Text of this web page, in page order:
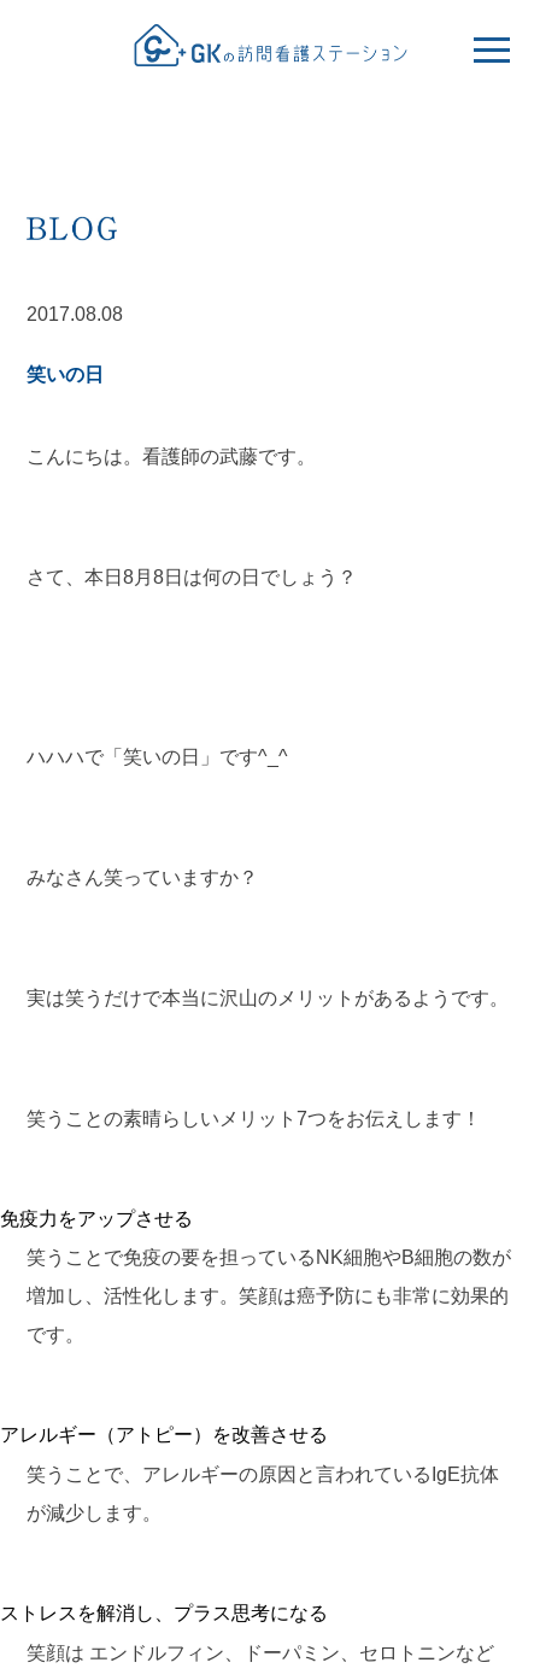
2017.08.08
笑いの日
こんにちは。看護師の武藤です。
さて、本日8月8日は何の日でしょう？
ハハハで「笑いの日」です^_^
みなさん笑っていますか？
実は笑うだけで本当に沢山のメリットがあるようです。
笑うことの素晴らしいメリット7つをお伝えします！
免疫力をアップさせる
笑うことで免疫の要を担っているNK細胞やB細胞の数が
増加し、活性化します。笑顔は癌予防にも非常に効果的
です。
アレルギー（アトピー）を改善させる
笑うことで、アレルギーの原因と言われているIgE抗体
が減少します。
ストレスを解消し、プラス思考になる
笑顔は エンドルフィン、ドーパミン、セロトニンなど